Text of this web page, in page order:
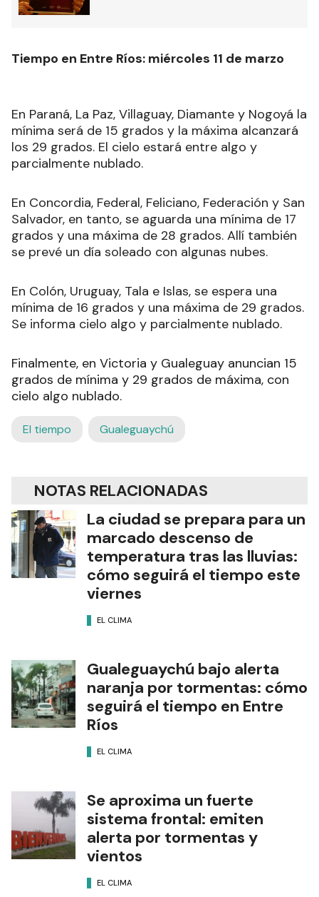
Tiempo en Entre Ríos: miércoles 11 de marzo
En Paraná, La Paz, Villaguay, Diamante y Nogoyá la
mínima será de 15 grados y la máxima alcanzará
los 29 grados. El cielo estará entre algo y
parcialmente nublado.
En Concordia, Federal, Feliciano, Federación y San
Salvador, en tanto, se aguarda una mínima de 17
grados y una máxima de 28 grados. Allí también
se prevé un día soleado con algunas nubes.
En Colón, Uruguay, Tala e Islas, se espera una
mínima de 16 grados y una máxima de 29 grados.
Se informa cielo algo y parcialmente nublado.
Finalmente, en Victoria y Gualeguay anuncian 15
grados de mínima y 29 grados de máxima, con
cielo algo nublado.
El tiempo Gualeguaychú
NOTAS RELACIONADAS
La ciudad se prepara para un
marcado descenso de
temperatura tras las lluvias:
cómo seguirá el tiempo este
viernes
EL CLIMA
Gualeguaychú bajo alerta
naranja por tormentas: cómo
seguirá el tiempo en Entre
Ríos
EL CLIMA
Se aproxima un fuerte
sistema frontal: emiten
alerta por tormentas y
vientos
EL CLIMA